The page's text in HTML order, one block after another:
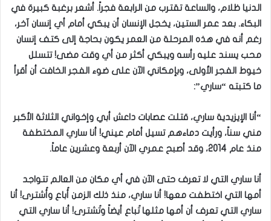
الدنيا ظلام، والساعة تقترب من الرابعة فجراً. أشعر برغبة كبيرة في
البكاء. بعد عمر الستين، يخجل الإنسان أن يبكي أمام أي إنسان آخر،
رغم أنه في هذه المرحلة من العمر يكون بحاجة إلى كتف إنسان
محب يسند عليه رأسه ويبكي أكثر من أي وقت مضى! تتسلل
خيوط الفجر الأولى، وبإمكاني الآن على ضوء الفجر الخافت أن أقرأ
ما كتبته “ساري”:
“أنا الإيزيدية ساري، قتلت عصابات داعش أبي وإخواني الثلاثة الأكبر
مني سناً، ورأيت دماءهم تسيل أمام عيني! أنا ساري المختطفة
منذ عام 2014، وقد أصبح عمري الآن أربعة وعشرين عاماً.
أنا ساري التي لا تعرف حتى الآن في أي مكان من العالم تتواجد
أمها التي اختطفت معها! أنا ساري، منذ ذلك الزمن أُباع وأُشترى! أنا
ساري التي تعرف أن أمها مثلها تُباع أيضاً وتُشترى! أنا ساري التي